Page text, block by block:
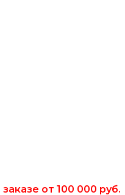
от 100 000 руб.